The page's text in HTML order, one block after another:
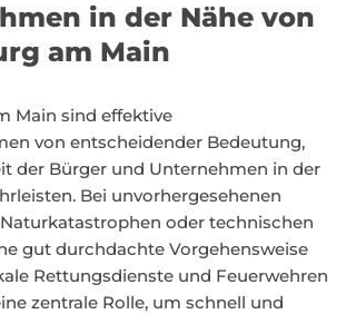
in der Nähe von
am Main
Main sind effektive
von entscheidender Bedeutung,
der Bürger und Unternehmen in der
Bei unvorhergesehenen
oder technischen
gut durchdachte Vorgehensweise
Rettungsdienste und Feuerwehren
zentrale Rolle, um schnell und